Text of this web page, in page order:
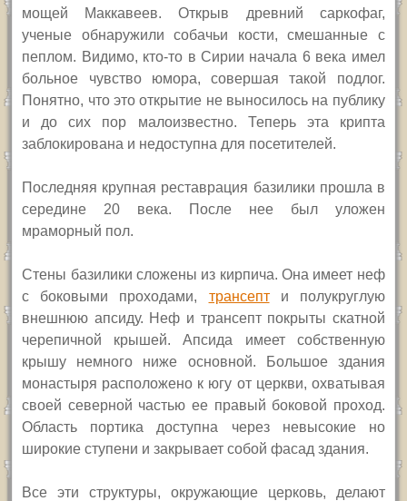
мощей Маккавеев. Открыв древний саркофаг,
ученые обнаружили собачьи кости, смешанные с
пеплом. Видимо, кто-то в Сирии начала 6 века имел
больное чувство юмора, совершая такой подлог.
Понятно, что это открытие не выносилось на публику
и до сих пор малоизвестно. Теперь эта крипта
заблокирована и недоступна для посетителей.
Последняя крупная реставрация базилики прошла в
середине 20 века. После нее был уложен
мраморный пол.
Стены базилики сложены из кирпича. Она имеет неф
с боковыми проходами, трансепти полукруглую
внешнюю апсиду. Неф и трансепт покрыты скатной
черепичной крышей. Апсида имеет собственную
крышу немного ниже основной. Большое здания
монастыря расположено к югу от церкви, охватывая
своей северной частью ее правый боковой проход.
Область портика доступна через невысокие но
широкие ступени и закрывает собой фасад здания.
Все эти структуры, окружающие церковь, делают